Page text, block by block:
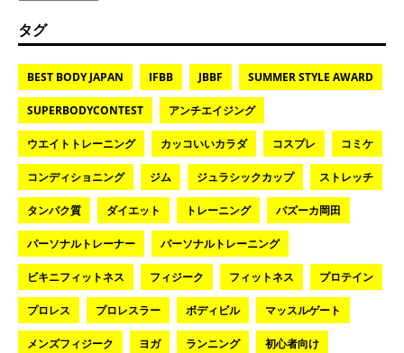
タグ
BEST BODY JAPAN IFBB JBBF SUMMER STYLE AWARD
SUPERBODYCONTEST アンチエイジング
ウエイトトレーニング カッコいいカラダ コスプレ コミケ
コンディショニング ジム ジュラシックカップ ストレッチ
タンパク質 ダイエット トレーニング バズーカ岡田
パーソナルトレーナー パーソナルトレーニング
ビキニフィットネス フィジーク フィットネス プロテイン
プロレス プロレスラー ボディビル マッスルゲート
メンズフィジーク ヨガ ランニング 初心者向け